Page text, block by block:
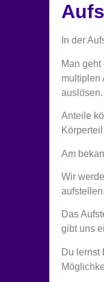
In der
Man
multiplen
Anteile
Am
Wir
aufstellen.
Das
gibt uns
Du lernst